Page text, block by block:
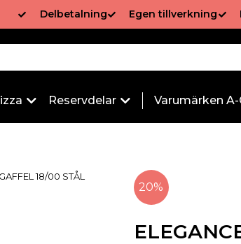
Delbetalning Egen tillverkning
Reservdelar Varumärken A-
18/00 STÅL
20%